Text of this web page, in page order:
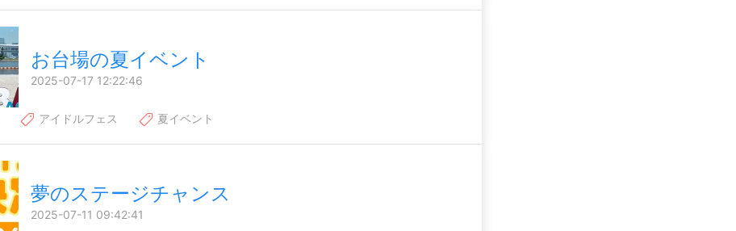
お台場の夏イベント
2025-07-17 12:22:46
アイドルフェス 夏イベント
夢のステージチャンス
2025-07-11 09:42:41